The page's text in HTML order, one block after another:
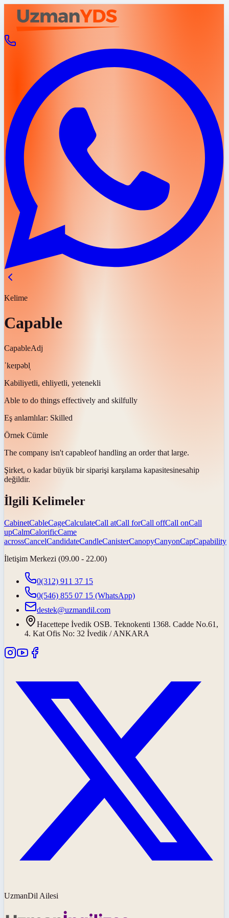
Kelime
Capable
CapableAdj
ˈkeɪpəbl̩
Kabiliyetli, ehliyetli, yetenekli
Able to do things effectively and skilfully
Eş anlamlılar: Skilled
Örnek Cümle
The company isn't capableof handling an order that large.
Şirket, o kadar büyük bir siparişi karşılama kapasitesinesahip
değildir.
İlgili Kelimeler
CabinetCableCageCalculateCall atCall forCall offCall onCall
upCalmCalorificCame
acrossCancelCandidateCandleCanisterCanopyCanyonCapCapability
İletişim Merkezi (09.00 - 22.00)
0(312) 911 37 15
0(546) 855 07 15 (WhatsApp)
destek@uzmandil.com
Hacettepe İvedik OSB. Teknokenti 1368. Cadde No.61,
4. Kat Ofis No: 32 İvedik / ANKARA
UzmanDil Ailesi